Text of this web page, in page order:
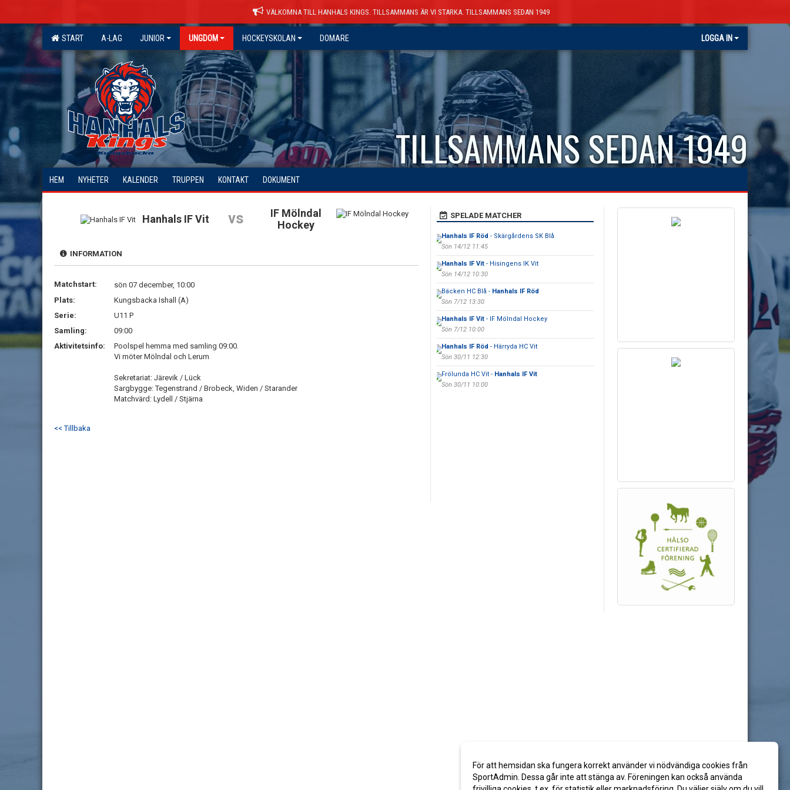
VÄLKOMNA TILL HANHALS KINGS. TILLSAMMANS ÄR VI STARKA. TILLSAMMANS SEDAN 1949
START A-LAG JUNIOR UNGDOM HOCKEYSKOLAN DOMARE LOGGA IN
TILLSAMMANS SEDAN 1949
HEM NYHETER KALENDER TRUPPEN KONTAKT DOKUMENT
Hanhals IF Vit vs
IF Mölndal
Hockey
INFORMATION
Matchstart:
sön 07 december, 10:00
Plats:
Kungsbacka Ishall (A)
Serie:
U11 P
Samling:
09:00
Aktivitetsinfo:
Poolspel hemma med samling 09:00.
Vi möter Mölndal och Lerum
Sekretariat: Järevik / Lück
Sargbygge: Tegenstrand / Brobeck, Widen / Starander
Matchvärd: Lydell / Stjärna
<< Tillbaka
SPELADE MATCHER
Hanhals IF Röd - Skärgårdens SK Blå
Sön 14/12 11:45
Hanhals IF Vit- Hisingens IK Vit
Sön 14/12 10:30
Bäcken HC Blå - Hanhals IF Röd
Sön 7/12 13:30
Hanhals IF Vit- IF Mölndal Hockey
Sön 7/12 10:00
Hanhals IF Röd - Härryda HC Vit
Sön 30/11 12:30
Frölunda HC Vit - Hanhals IF Vit
Sön 30/11 10:00
För att hemsidan ska fungera korrekt använder vi nödvändiga cookies från
SportAdmin. Dessa går inte att stänga av. Föreningen kan också använda